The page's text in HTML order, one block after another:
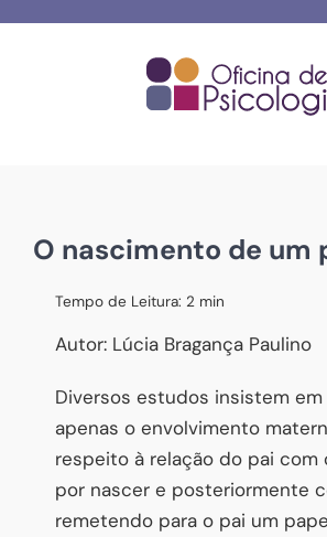
O nascimento de um
Tempo de Leitura: 2 min
Autor: Lúcia Bragança Paulino
Diversos estudos insistem em
apenas o envolvimento
respeito à relação do pai com
por nascer e posteriormente
remetendo para o pai um